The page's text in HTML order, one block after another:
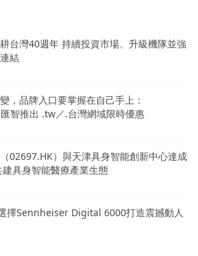
台灣40週年 持續投資市場、升級機隊並強
結
，品牌入口要掌握在自己手上：
智推出 .tw／.台灣網域限時優惠
02697.HK）與天津具身智能創新中心達成
具身智能醫療產業生態
擇Sennheiser Digital 6000打造震撼動人